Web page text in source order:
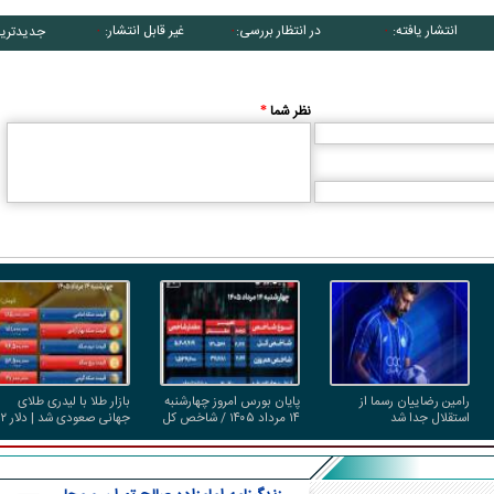
انتشار یافته: ۰ در انتظار بررسی: ۰ غیر قابل انتشار: ۰
نظر شما*
رامین رضاییان رسما از
استقلال جدا شد
پایان بورس امروز چهارشنبه
۱۴ مرداد ۱۴۰۵ / شاخص کل
سقف زد؛ ۶.۲ همت پول
حقیقی وارد بازار
بازار طلا با لیدری طلای
جهانی صعودی شد | دلار ۲
هزار تومان ارزان شد
کارتون | واکنش پزشکیان به تمجید جعفر قائم
پناه؛ «جعفر ول کن!»
کاریکاتور/ همنشینی شهرام
پنگوئن‌های قطب جنوب